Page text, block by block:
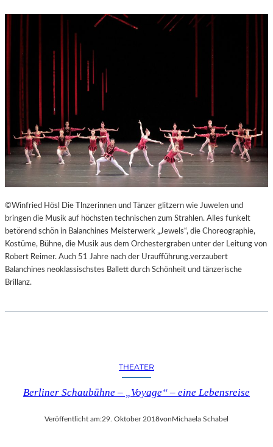
©Winfried Hösl Die Tlnzerinnen und Tänzer glitzern wie Juwelen und
bringen die Musik auf höchsten technischen zum Strahlen. Alles funkelt
betörend schön in Balanchines Meisterwerk „Jewels“, die Choreographie,
Kostüme, Bühne, die Musik aus dem Orchestergraben unter der Leitung von
Robert Reimer. Auch 51 Jahre nach der Uraufführung.verzaubert
Balanchines neoklassischstes Ballett durch Schönheit und tänzerische
Brillanz.
THEATER
Berliner Schaubühne – „Voyage“ – eine Lebensreise
Veröffentlicht am:29. Oktober 2018vonMichaela Schabel